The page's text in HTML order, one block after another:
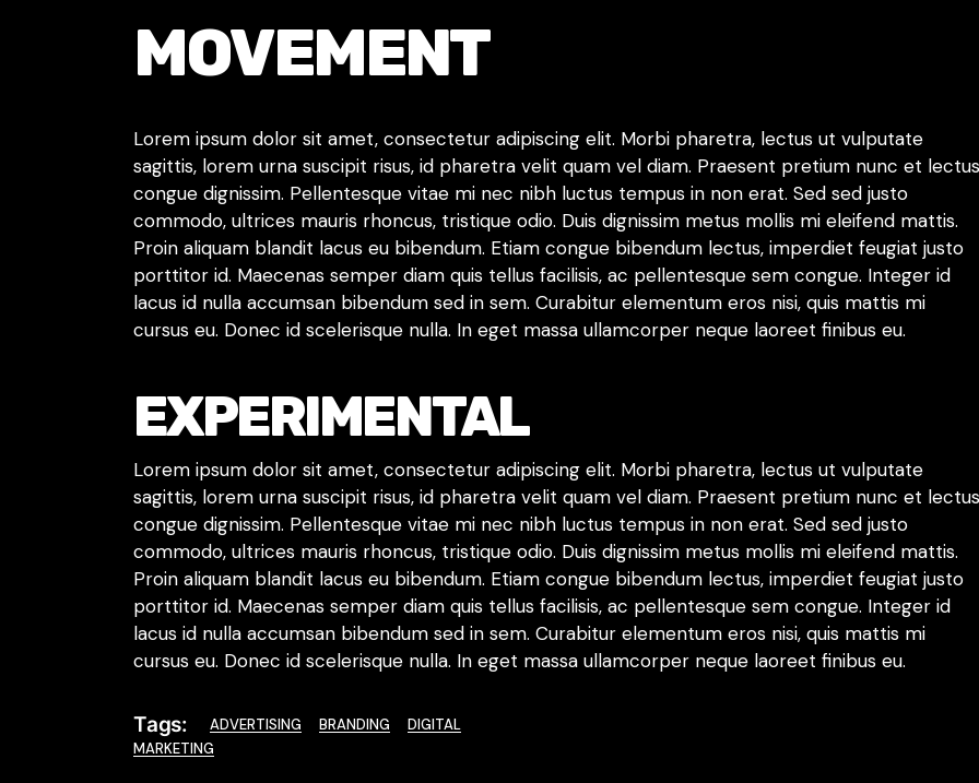
MOVEMENT
Lorem ipsum dolor sit amet, consectetur adipiscing elit. Morbi pharetra, lectus ut vulputate
sagittis, lorem urna suscipit risus, id pharetra velit quam vel diam. Praesent pretium nunc et lectus
congue dignissim. Pellentesque vitae mi nec nibh luctus tempus in non erat. Sed sed justo
commodo, ultrices mauris rhoncus, tristique odio. Duis dignissim metus mollis mi eleifend mattis.
Proin aliquam blandit lacus eu bibendum. Etiam congue bibendum lectus, imperdiet feugiat justo
porttitor id. Maecenas semper diam quis tellus facilisis, ac pellentesque sem congue. Integer id
lacus id nulla accumsan bibendum sed in sem. Curabitur elementum eros nisi, quis mattis mi
cursus eu. Donec id scelerisque nulla. In eget massa ullamcorper neque laoreet finibus eu.
EXPERIMENTAL
Lorem ipsum dolor sit amet, consectetur adipiscing elit. Morbi pharetra, lectus ut vulputate
sagittis, lorem urna suscipit risus, id pharetra velit quam vel diam. Praesent pretium nunc et lectus
congue dignissim. Pellentesque vitae mi nec nibh luctus tempus in non erat. Sed sed justo
commodo, ultrices mauris rhoncus, tristique odio. Duis dignissim metus mollis mi eleifend mattis.
Proin aliquam blandit lacus eu bibendum. Etiam congue bibendum lectus, imperdiet feugiat justo
porttitor id. Maecenas semper diam quis tellus facilisis, ac pellentesque sem congue. Integer id
lacus id nulla accumsan bibendum sed in sem. Curabitur elementum eros nisi, quis mattis mi
cursus eu. Donec id scelerisque nulla. In eget massa ullamcorper neque laoreet finibus eu.
Tags: ADVERTISING BRANDING
DIGITAL
MARKETING